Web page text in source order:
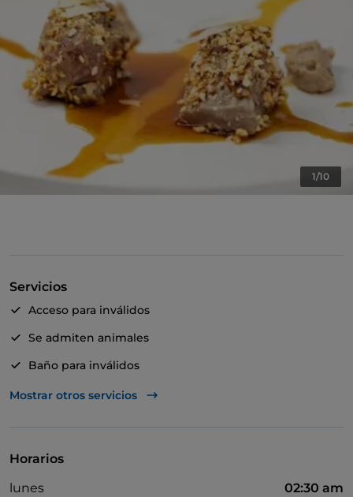
1/10
Servicios
Acceso para inválidos
Se admiten animales
Baño para inválidos
Cena con espectáculo
Mostrar otros servicios
Horarios
lunes
02:30 am